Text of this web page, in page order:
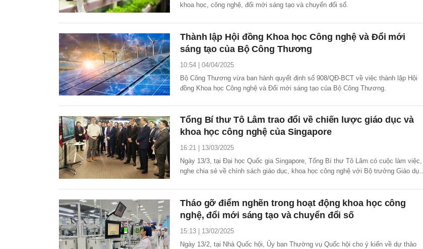
khoa học, công nghệ, đổi mới sáng tạo và chuyển đổi số.
Thành lập Hội đồng Khoa học Công nghệ và Đổi mới
sáng tạo của Bộ Công Thương
10:54 | 04/04/2025
Bộ Công Thương vừa ban hành quyết định số 908/QĐ-BCT về việc thành lập Hội
đồng Khoa học Công nghệ và Đổi mới sáng tạo của Bộ Công Thương.
Tổng Bí thư Tô Lâm trao đổi về chiến lược giáo dục và
khoa học công nghệ của Singapore
16:21 | 13/03/2025
Ngày 13/3, tại Đại học Quốc gia Singapore, Tổng Bí thư Tô Lâm có cuộc làm việc,
nghe chia sẻ về chính sách giáo dục, khoa học công nghệ với Bộ trưởng Giáo dục
Tháo gỡ điểm nghẽn trong hoạt động khoa học công
nghệ, đổi mới sáng tạo và chuyển đổi số
15:13 | 13/02/2025
Ngày 13/2, tại Nhà Quốc hội, Ủy ban Thường vụ Quốc hội cho ý kiến về dự thảo